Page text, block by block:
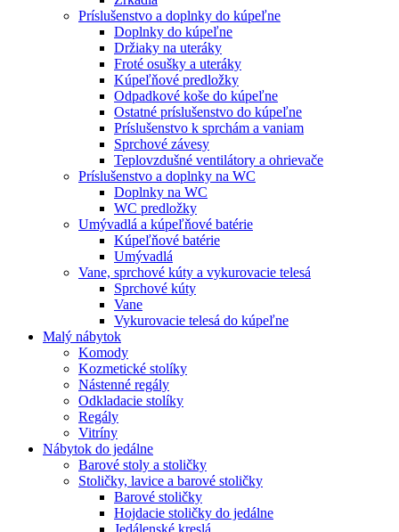
Príslušenstvo a doplnky do kúpeľne
Doplnky do kúpeľne
Držiaky na uteráky
Froté osušky a uteráky
Kúpeľňové predložky
Odpadkové koše do kúpeľne
Ostatné príslušenstvo do kúpeľne
Príslušenstvo k sprchám a vaniam
Sprchové závesy
Teplovzdušné ventilátory a ohrievače
Príslušenstvo a doplnky na WC
Doplnky na WC
WC predložky
Umývadlá a kúpeľňové batérie
Kúpeľňové batérie
Umývadlá
Vane, sprchové kúty a vykurovacie telesá
Sprchové kúty
Vane
Vykurovacie telesá do kúpeľne
Malý nábytok
Komody
Kozmetické stolíky
Nástenné regály
Odkladacie stolíky
Regály
Vitríny
Nábytok do jedálne
Barové stoly a stoličky
Stoličky, lavice a barové stoličky
Barové stoličky
Hojdacie stoličky do jedálne
Jedálenské kreslá